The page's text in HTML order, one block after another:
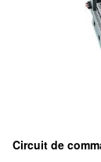
Circuit de